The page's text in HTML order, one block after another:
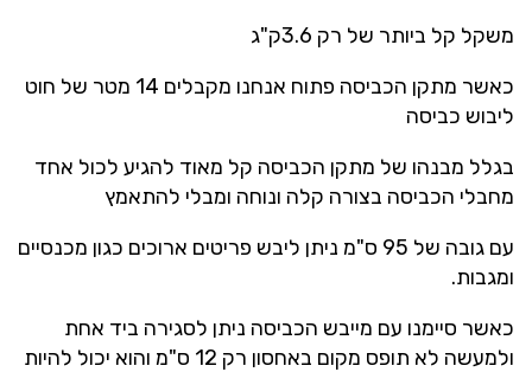
משקל קל ביותר של רק 3.6ק"ג
כאשר מתקן הכביסה פתוח אנחנו מקבלים 14 מטר של חוט
ליבוש כביסה
בגלל מבנהו של מתקן הכביסה קל מאוד להגיע לכול אחד
מחבלי הכביסה בצורה קלה ונוחה ומבלי להתאמץ
עם גובה של 95 ס"מ ניתן ליבש פריטים ארוכים כגון מכנסיים
ומגבות.
כאשר סיימנו עם מייבש הכביסה ניתן לסגירה ביד אחת
ולמעשה לא תופס מקום באחסון רק 12 ס"מ והוא יכול להיות